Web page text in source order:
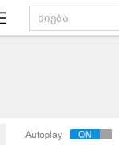
Autoplay